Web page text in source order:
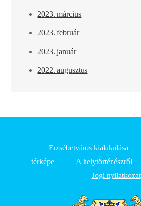
2023. március
2023. február
2023. január
2022. augusztus
Erzsébetváros kialakulása
térképe
A helytörténészről
Jogi nyilatkozat